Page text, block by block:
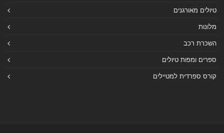
טיולים מאורגנים
מלונות
השכרת רכב
ספרים ומפות טיולים
קורס ספרדית למטיילים